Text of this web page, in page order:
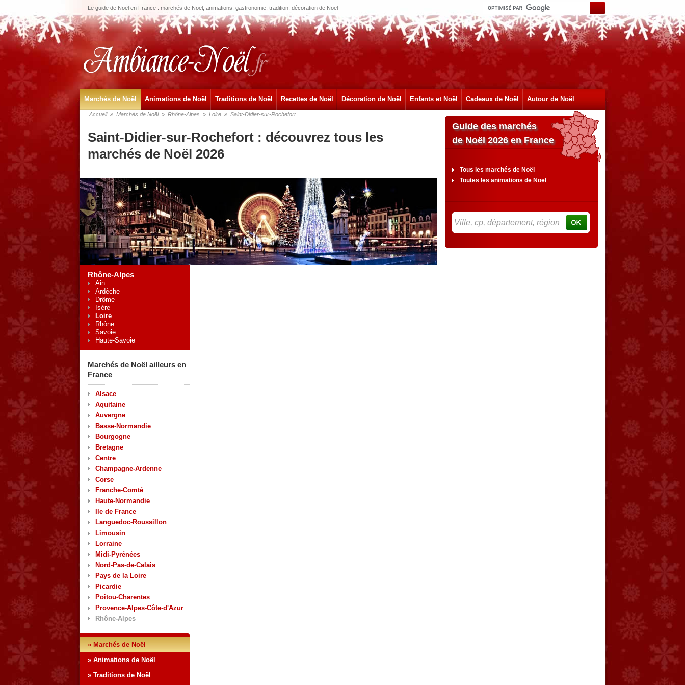
Le guide de Noël en France : marchés de Noël, animations, gastronomie, tradition, décoration de Noël
Marchés de Noël Animations de Noël Traditions de Noël Recettes de Noël Décoration de Noël Enfants et Noël Cadeaux de Noël Autour de Noël
Accueil » Marchés de Noël » Rhône-Alpes » Loire » Saint-Didier-sur-Rochefort
Saint-Didier-sur-Rochefort : découvrez tous les
marchés de Noël 2026
Rhône-Alpes
Ain
Ardèche
Drôme
Isère
Loire
Rhône
Savoie
Haute-Savoie
Marchés de Noël ailleurs en
France
Alsace
Aquitaine
Auvergne
Basse-Normandie
Bourgogne
Bretagne
Centre
Champagne-Ardenne
Corse
Franche-Comté
Haute-Normandie
Ile de France
Languedoc-Roussillon
Limousin
Lorraine
Midi-Pyrénées
Nord-Pas-de-Calais
Pays de la Loire
Picardie
Poitou-Charentes
Provence-Alpes-Côte-d'Azur
Rhône-Alpes
» Marchés de Noël
» Animations de Noël
» Traditions de Noël
Guide des marchés
de Noël 2026 en France
Tous les marchés de Noël
Toutes les animations de Noël